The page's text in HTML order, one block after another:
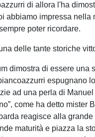
di allora l'ha
abbiamo impressa nella
poter ricordare.
delle tante storiche
dimostra di essere una
espugnano
ad una perla di
come ha detto mister
reagisce alla
maturità e piazza la